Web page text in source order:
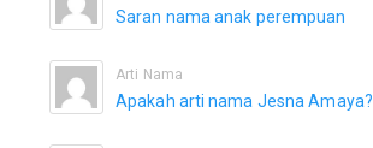
Saran nama anak perempuan
Arti Nama
Apakah arti nama Jesna Amaya?